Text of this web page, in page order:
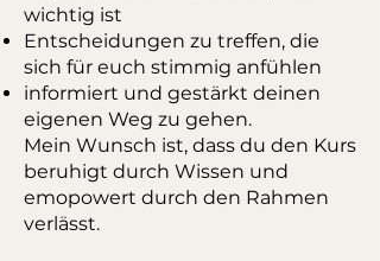
wichtig ist
Entscheidungen zu treffen, die
sich für euch stimmig anfühlen
informiert und gestärkt deinen
eigenen Weg zu gehen.
Mein Wunsch ist, dass du den Kurs
beruhigt durch Wissen und
emopowert durch den Rahmen
verlässt.